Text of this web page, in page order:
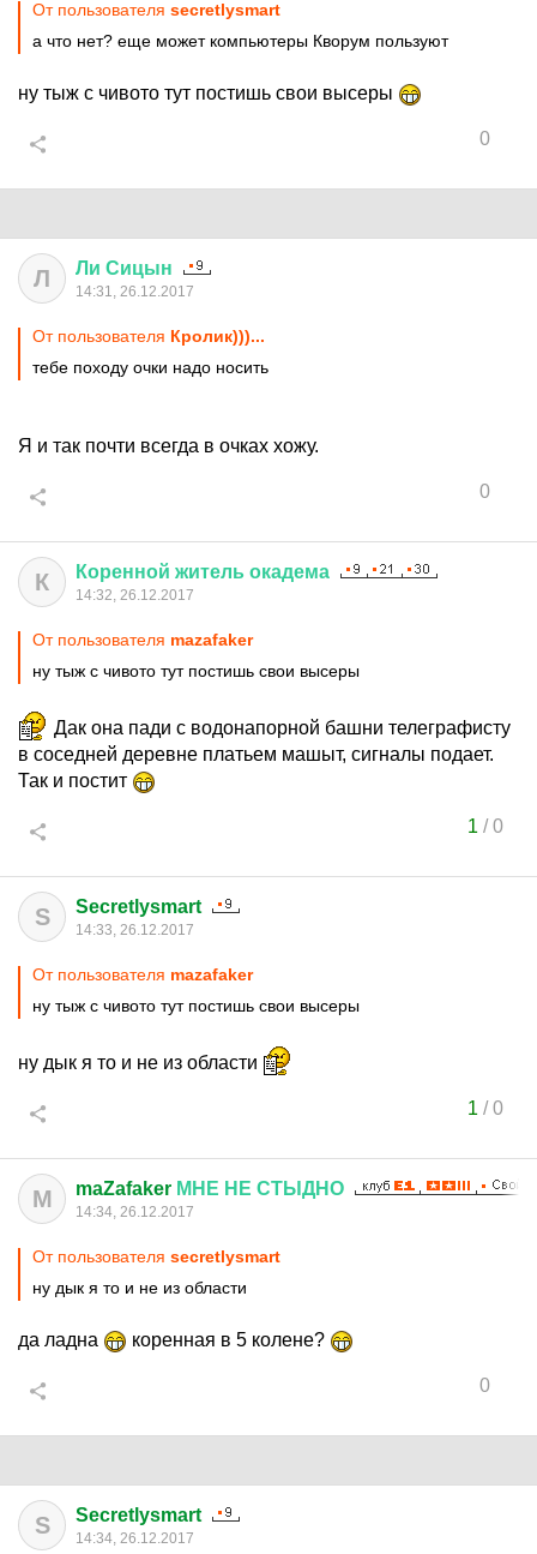
От пользователя secretlysmart
а что нет? еще может компьютеры Кворум пользуют
ну тыж с чивото тут постишь свои высеры
0
Л Ли Сицын
14:31, 26.12.2017
От пользователя Кролик)))...
тебе походу очки надо носить
Я и так почти всегда в очках хожу.
0
К Коренной житель окадема
14:32, 26.12.2017
От пользователя mazafaker
ну тыж с чивото тут постишь свои высеры
Дак она пади с водонапорной башни телеграфисту
в соседней деревне платьем машыт, сигналы подает.
Так и постит
1 /0
S Secretlysmart
14:33, 26.12.2017
От пользователя mazafaker
ну тыж с чивото тут постишь свои высеры
ну дык я то и не из области
1 /0
M maZafaker МНЕ НЕ СТЫДНО
14:34, 26.12.2017
От пользователя secretlysmart
ну дык я то и не из области
да ладна коренная в 5 колене?
0
S Secretlysmart
14:34, 26.12.2017